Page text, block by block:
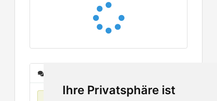
Ihre Privatsphäre ist